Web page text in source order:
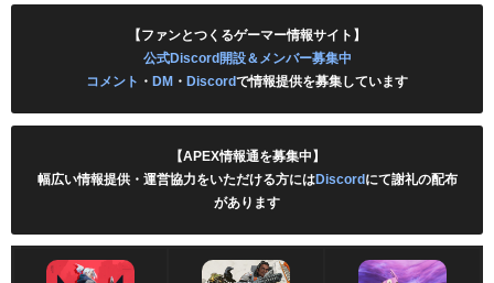
【ファンとつくるゲーマー情報サイト】
公式Discord開設＆メンバー募集中
コメント ・ DM ・ Discordで情報提供を募集しています
【APEX情報通を募集中】
幅広い情報提供・運営協力をいただける方にはDiscordにて謝礼の配布
があります